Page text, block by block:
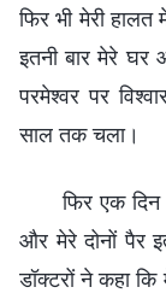
फिर भी मेरी
इतनी बार मेरे
परमेश्वर पर
साल तक चला।
फिर एक दिन
और मेरे दोनों पैर
डॉक्टरों ने कहा कि